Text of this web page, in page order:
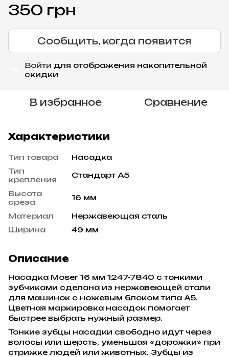
350 грн
Сообщить, когда появится
Войти для отображения накопительной
скидки
В избранное Сравнение
Характеристики
Тип товара
Насадка
Тип
крепления
Стандарт А5
Высота
среза
16 мм
Материал
Нержавеющая сталь
Ширина
49 мм
Описание
Насадка Moser 16 мм 1247-7840 с тонкими
зубчиками сделана из нержавеющей стали
для машинок с ножевым блоком типа А5.
Цветная маркировка насадок помогает
быстрее выбрать нужный размер.
Тонкие зубцы насадки свободно идут через
волосы или шерсть, уменьшая «дорожки» при
стрижке людей или животных. Зубцы из